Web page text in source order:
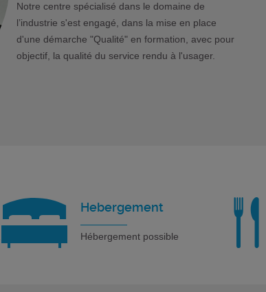
Notre centre spécialisé dans le domaine de
l’industrie s'est engagé, dans la mise en place
d'une démarche "Qualité" en formation, avec pour
objectif, la qualité du service rendu à l'usager.
Hebergement
Hébergement possible